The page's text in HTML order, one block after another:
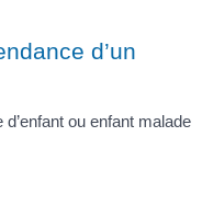
d’un
ou enfant malade